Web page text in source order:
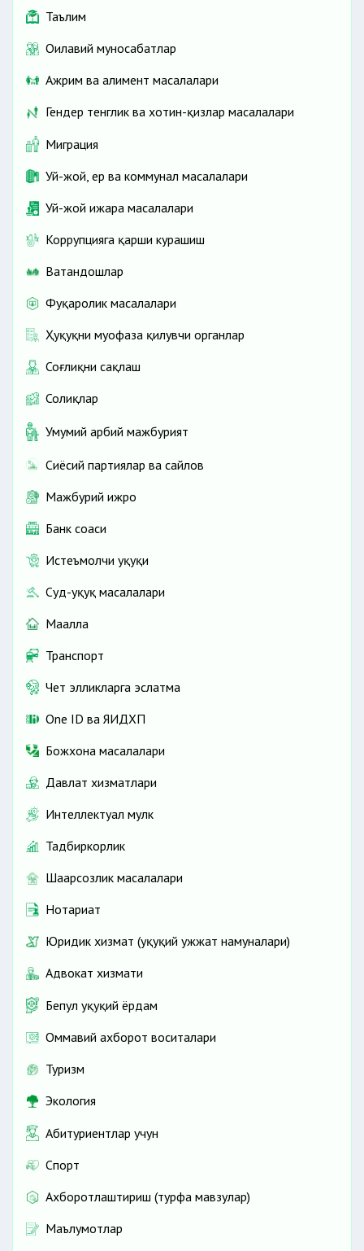
Таълим
Оилавий муносабатлар
Ажрим ва алимент масалалари
Гендер тенглик ва хотин-қизлар масалалари
Миграция
Уй-жой, ер ва коммунал масалалари
Уй-жой ижара масалалари
Коррупцияга қарши курашиш
Ватандошлар
Фуқаролик масалалари
Ҳуқуқни муҳофаза қилувчи органлар
Соғлиқни сақлаш
Солиқлар
Умумий ҳарбий мажбурият
Сиёсий партиялар ва сайлов
Мажбурий ижро
Банк соҳаси
Истеъмолчи ҳуқуқи
Суд-ҳуқуқ масалалари
Маҳалла
Транспорт
Чет элликларга эслатма
One ID ва ЯИДХП
Божхона масалалари
Давлат хизматлари
Интеллектуал мулк
Тадбиркорлик
Шаҳарсозлик масалалари
Нотариат
Юридик хизмат (ҳуқуқий ҳужжат намуналари)
Адвокат хизмати
Бепул ҳуқуқий ёрдам
Оммавий ахборот воситалари
Туризм
Экология
Абитуриентлар учун
Спорт
Ахборотлаштириш (турфа мавзулар)
Маълумотлар